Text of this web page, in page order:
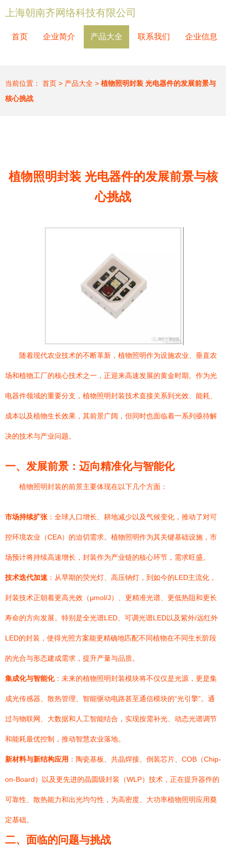
上海朝南齐网络科技有限公司
首页 企业简介 产品大全 联系我们 企业信息
当前位置： 首页 > 产品大全 > 植物照明封装 光电器件的发展前景与
核心挑战
植物照明封装 光电器件的发展前景与核
心挑战
随着现代农业技术的不断革新，植物照明作为设施农业、垂直农
场和植物工厂的核心技术之一，正迎来高速发展的黄金时期。作为光
电器件领域的重要分支，植物照明封装技术直接关系到光效、能耗、
成本以及植物生长效果，其前景广阔，但同时也面临着一系列亟待解
决的技术与产业问题。
一、发展前景：迈向精准化与智能化
植物照明封装的前景主要体现在以下几个方面：
市场持续扩张 ：全球人口增长、耕地减少以及气候变化，推动了对可
控环境农业（CEA）的迫切需求。植物照明作为其关键基础设施，市
场预计将持续高速增长，封装作为产业链的核心环节，需求旺盛。
技术迭代加速 ：从早期的荧光灯、高压钠灯，到如今的LED主流化，
封装技术正朝着更高光效（μmol/J）、更精准光谱、更低热阻和更长
寿命的方向发展。特别是全光谱LED、可调光谱LED以及紫外/远红外
LED的封装，使得光照方案能更精确地匹配不同植物在不同生长阶段
的光合与形态建成需求，提升产量与品质。
集成化与智能化：未来的植物照明封装模块将不仅仅是光源，更是集
成光传感器、散热管理、智能驱动电路甚至通信模块的“光引擎”。通
过与物联网、大数据和人工智能结合，实现按需补光、动态光谱调节
和能耗最优控制，推动智慧农业落地。
新材料与新结构应用 ：陶瓷基板、共晶焊接、倒装芯片、COB（Chip-
on-Board）以及更先进的晶圆级封装（WLP）技术，正在提升器件的
可靠性、散热能力和出光均匀性，为高密度、大功率植物照明应用奠
定基础。
二、面临的问题与挑战